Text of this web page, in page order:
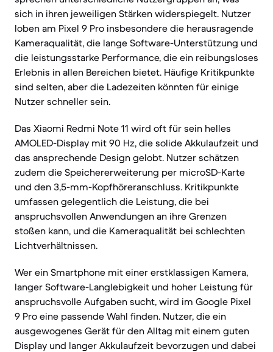
sich in ihren jeweiligen Stärken widerspiegelt. Nutzer
loben am Pixel 9 Pro insbesondere die herausragende
Kameraqualität, die lange Software-Unterstützung und
die leistungsstarke Performance, die ein reibungsloses
Erlebnis in allen Bereichen bietet. Häufige Kritikpunkte
sind selten, aber die Ladezeiten könnten für einige
Nutzer schneller sein.
Das Xiaomi Redmi Note 11 wird oft für sein helles
AMOLED-Display mit 90 Hz, die solide Akkulaufzeit und
das ansprechende Design gelobt. Nutzer schätzen
zudem die Speichererweiterung per microSD-Karte
und den 3,5-mm-Kopfhöreranschluss. Kritikpunkte
umfassen gelegentlich die Leistung, die bei
anspruchsvollen Anwendungen an ihre Grenzen
stoßen kann, und die Kameraqualität bei schlechten
Lichtverhältnissen.
Wer ein Smartphone mit einer erstklassigen Kamera,
langer Software-Langlebigkeit und hoher Leistung für
anspruchsvolle Aufgaben sucht, wird im Google Pixel
9 Pro eine passende Wahl finden. Nutzer, die ein
ausgewogenes Gerät für den Alltag mit einem guten
Display und langer Akkulaufzeit bevorzugen und dabei